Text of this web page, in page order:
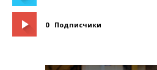
0 Подписчики